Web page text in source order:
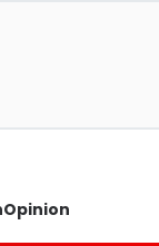
Opinion